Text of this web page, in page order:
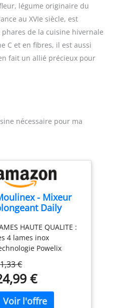
légume originaire du
au XVIe siècle, est
phares de la cuisine hivernale
C et en fibres, il est aussi
fait un allié précieux pour
nécessaire pour ma
- Mixeur
Daily
- Blanc
HAUTE QUALITE :
4 lames inox
Powelix
mixage durable dans
temps et des résultats
% plus rapides* ;
*comparé à notre
€
€